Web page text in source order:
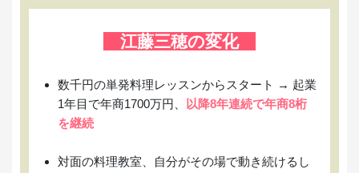
江藤三穂の変化
数千円の単発料理レッスンからスタート → 起業
1年目で年商1700万円、
以降8年連続で年商8桁
を継続
対面の料理教室、自分がその場で動き続けるし